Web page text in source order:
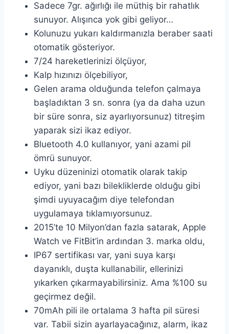
Sadece 7gr. ağırlığı ile müthiş bir rahatlık
sunuyor. Alışınca yok gibi geliyor…
Kolunuzu yukarı kaldırmanızla beraber saati
otomatik gösteriyor.
7/24 hareketlerinizi ölçüyor,
Kalp hızınızı ölçebiliyor,
Gelen arama olduğunda telefon çalmaya
başladıktan 3 sn. sonra (ya da daha uzun
bir süre sonra, siz ayarlıyorsunuz) titreşim
yaparak sizi ikaz ediyor.
Bluetooth 4.0 kullanıyor, yani azami pil
ömrü sunuyor.
Uyku düzeninizi otomatik olarak takip
ediyor, yani bazı bilekliklerde olduğu gibi
şimdi uyuyacağım diye telefondan
uygulamaya tıklamıyorsunuz.
2015’te 10 Milyon’dan fazla satarak, Apple
Watch ve FitBit’in ardından 3. marka oldu,
IP67 sertifikası var, yani suya karşı
dayanıklı, duşta kullanabilir, ellerinizi
yıkarken çıkarmayabilirsiniz. Ama %100 su
geçirmez değil.
70mAh pili ile ortalama 3 hafta pil süresi
var. Tabii sizin ayarlayacağınız, alarm, ikaz